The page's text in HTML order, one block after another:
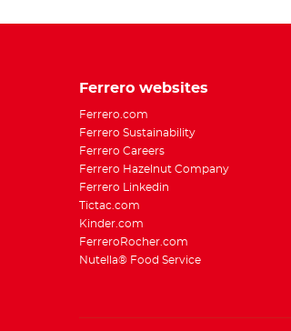
Ferrero websites
Ferrero.com
Ferrero Sustainability
Ferrero Careers
Ferrero Hazelnut Company
Ferrero Linkedin
Tictac.com
Kinder.com
FerreroRocher.com
Nutella® Food Service